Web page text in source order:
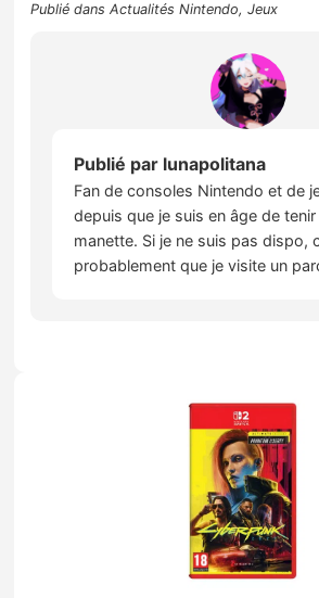
Publié dansActualités Nintendo,Jeux
Publié par lunapolitana
Fan de consoles Nintendo et de
depuis que je suis en âge de tenir
manette. Si je ne suis pas dispo,
probablement que je visite un